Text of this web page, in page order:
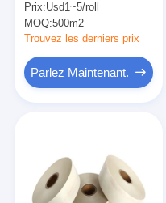
Au sujet de nous
CHOIENT transparent
bleu résistant à la
chaleur
Prix:Usd1~5/roll
MOQ:500m2
Trouvez les derniers prix
Parlez Maintenant.